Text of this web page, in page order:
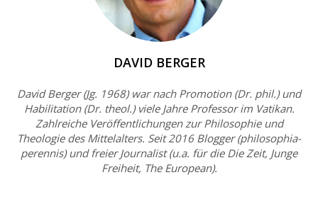
DAVID BERGER
David Berger (Jg. 1968) war nach Promotion (Dr. phil.) und
Habilitation (Dr. theol.) viele Jahre Professor im Vatikan.
Zahlreiche Veröffentlichungen zur Philosophie und
Theologie des Mittelalters. Seit 2016 Blogger (philosophia-
perennis) und freier Journalist (u.a. für die Die Zeit, Junge
Freiheit, The European).